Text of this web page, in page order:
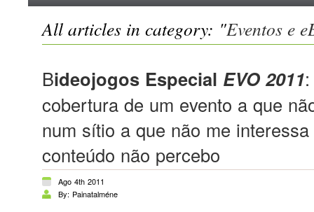
All articles in category: "Eventos e
Bideojogos Especial EVO 2011
cobertura de um evento a que
num sítio a que não me
conteúdo não percebo
Ago 4th 2011
By: Painatalméne